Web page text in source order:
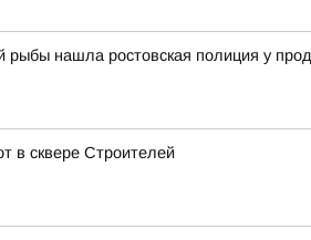
рыбы нашла ростовская полиция у
в сквере Строителей